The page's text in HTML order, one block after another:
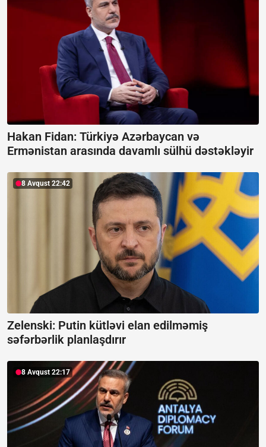
Hakan Fidan: Türkiyə Azərbaycan və
Ermənistan arasında davamlı sülhü dəstəkləyir
8 Avqust 22:42
Zelenski: Putin kütləvi elan edilməmiş
səfərbərlik planlaşdırır
8 Avqust 22:17